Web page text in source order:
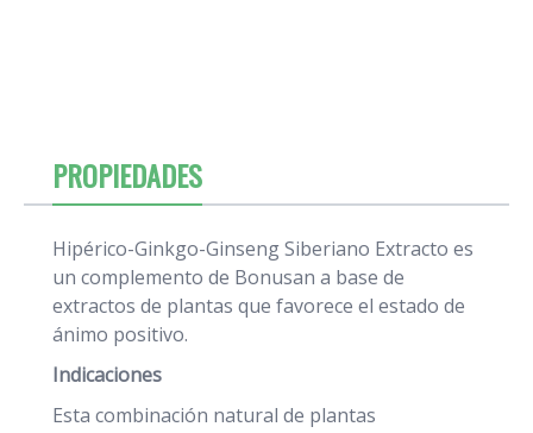
PROPIEDADES
Hipérico-Ginkgo-Ginseng Siberiano Extracto es
un complemento de Bonusan a base de
extractos de plantas que favorece el estado de
ánimo positivo.
Indicaciones
Esta combinación natural de plantas